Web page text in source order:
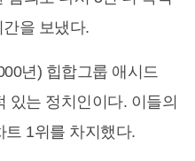
을 보냈다.
년) 힙합그룹 애시드
있는 정치인이다. 이들의
트 1위를 차지했다.